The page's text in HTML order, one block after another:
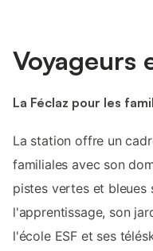
Voyageurs
La Féclaz pour les
La station offre un
familiales avec son
pistes vertes et bleues
l'apprentissage, son
l'école ESF et ses